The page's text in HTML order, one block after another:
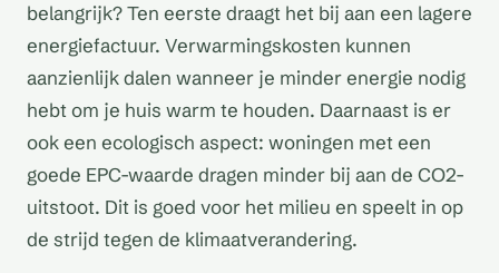
belangrijk? Ten eerste draagt het bij aan een lagere
energiefactuur. Verwarmingskosten kunnen
aanzienlijk dalen wanneer je minder energie nodig
hebt om je huis warm te houden. Daarnaast is er
ook een ecologisch aspect: woningen met een
goede EPC-waarde dragen minder bij aan de CO2-
uitstoot. Dit is goed voor het milieu en speelt in op
de strijd tegen de klimaatverandering.